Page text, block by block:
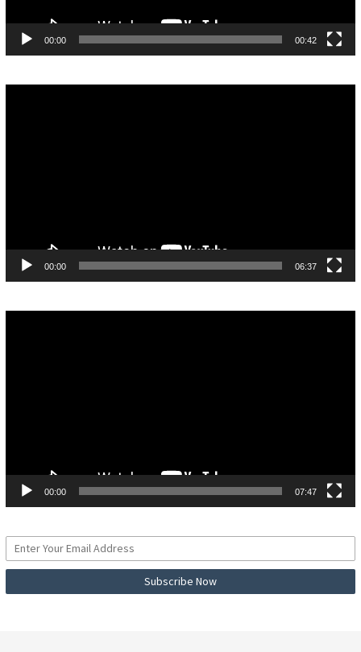
00:00 00:42
00:00 06:37
00:00 07:47